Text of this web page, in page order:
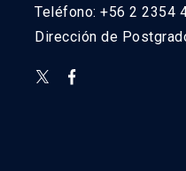
Teléfono: +56 2 2354
Dirección de